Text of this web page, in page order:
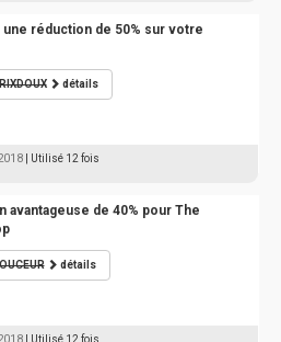
une réduction de 50% sur votre
détails
| Utilisé 12 fois
avantageuse de 40% pour The
détails
| Utilisé 12 fois